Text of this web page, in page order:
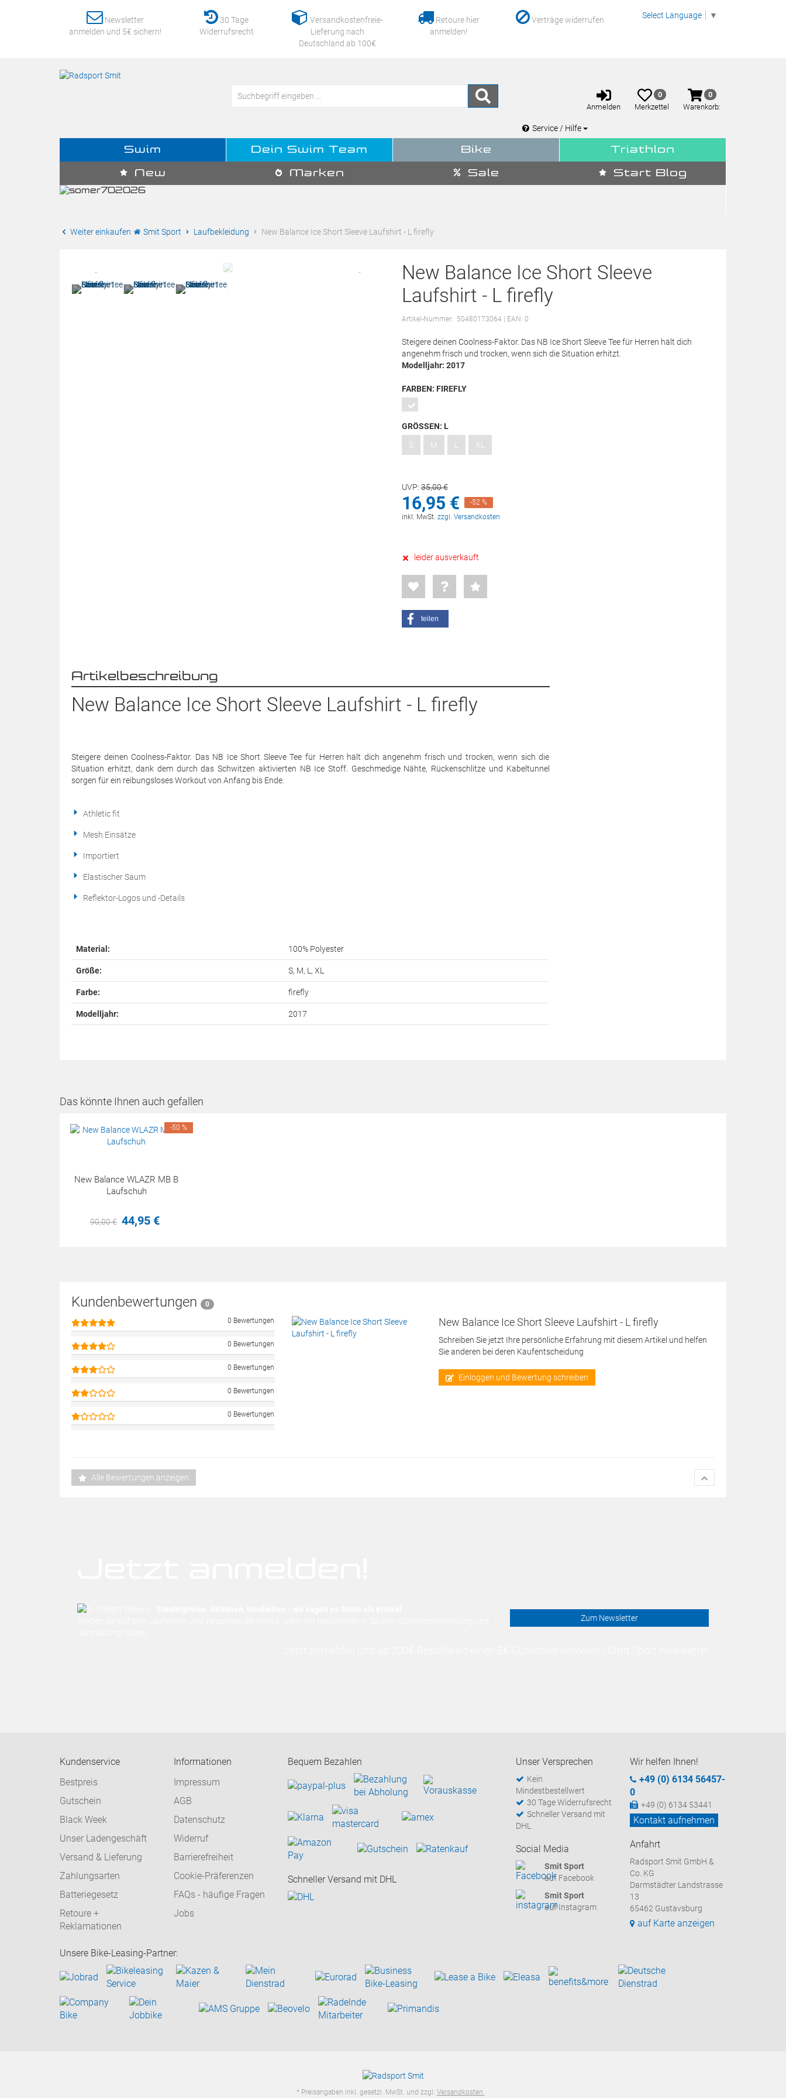
Newsletter
anmelden und 5€ sichern!
30 Tage
Widerrufsrecht
Versandkostenfreie-
Lieferung nach
Deutschland ab 100€
Retoure hier
anmelden!
Verträge widerrufen Select Language ▼
Anmelden
Anmelden
Merkzettel
aufklappen
0
Merkzettel
Warenkorb
aufklappen
0
Warenkorb:
Service / Hilfe
Swim Dein Swim Team Bike Triathlon
New Marken Sale Start Blog
Weiter einkaufen Smit Sport Laufbekleidung New Balance Ice Short Sleeve Laufshirt - L firefly
New Balance Ice Short Sleeve
Laufshirt - L firefly
Artikel-Nummer: 50480173064 | EAN: 0
Steigere deinen Coolness-Faktor. Das NB Ice Short Sleeve Tee für Herren hält dich
angenehm frisch und trocken, wenn sich die Situation erhitzt.
Modelljahr: 2017
FARBEN: FIREFLY
GRÖSSEN: L
S
M XL
UVP: 35,00€
16,95 €
-52 %
inkl. MwSt. zzgl. Versandkosten
leider ausverkauft
teilen
Artikelbeschreibung
New Balance Ice Short Sleeve Laufshirt - L firefly
Steigere deinen Coolness-Faktor. Das NB Ice Short Sleeve Tee für Herren hält dich angenehm frisch und trocken, wenn sich die
Situation erhitzt, dank dem durch das Schwitzen aktivierten NB Ice Stoff. Geschmedige Nähte, Rückenschlitze und Kabeltunnel
sorgen für ein reibungsloses Workout von Anfang bis Ende.
Athletic fit
Mesh Einsätze
Importiert
Elastischer Saum
Reflektor-Logos und -Details
Material: 100% Polyester
Größe: S, M, L, XL
Farbe: firefly
Modelljahr: 2017
Das könnte Ihnen auch gefallen
New Balance WLAZR MB B
Laufschuh
90,00€ 44,95 €
-50 %
Kundenbewertungen
0
0 Bewertungen
0 Bewertungen
0 Bewertungen
0 Bewertungen
0 Bewertungen
New Balance Ice Short Sleeve Laufshirt - L firefly
Schreiben Sie jetzt Ihre persönliche Erfahrung mit diesem Artikel und helfen
Sie anderen bei deren Kaufentscheidung
Einloggen und Bewertung schreiben
Alle Bewertungen anzeigen
Zum Newsletter
Kundenservice
Bestpreis
Gutschein
Black Week
Unser Ladengeschäft
Versand & Lieferung
Zahlungsarten
Batteriegesetz
Retoure +
Reklamationen
Informationen
Impressum
AGB
Datenschutz
Widerruf
Barrierefreiheit
Cookie-Präferenzen
FAQs - häufige Fragen
Jobs
Bequem Bezahlen
Schneller Versand mit DHL
Unser Versprechen
Kein
Mindestbestellwert
30 Tage Widerrufsrecht
Schneller Versand mit
DHL
Social Media
Smit Sport
auf Facebook
Smit Sport
auf Instagram
Wir helfen Ihnen!
+49 (0) 6134 56457-
0
+49 (0) 6134 53441
Kontakt aufnehmen
Anfahrt
Radsport Smit GmbH &
Co. KG
Darmstädter Landstrasse
13
65462 Gustavsburg
auf Karte anzeigen
Unsere Bike-Leasing-Partner:
* Preisangaben inkl. gesetzl. MwSt. und zzgl. Versandkosten